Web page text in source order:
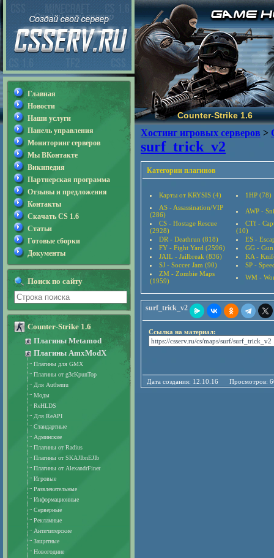
Counter-Strike 1.6
Хостинг игровых серверов >
surf_trick_v2
Категории плагинов
Карты от KRYSIS (4)
1HP (78)
AS - Assassination/VIP
(286)
AWP -
CS - Hostage Rescue
(2928)
CTf -
(10)
DR - Deathrun (818)
ES -
FY - Fight Yard (2596)
GG -
JAIL - Jailbreak (836)
KA -
SJ - Soccer Jam (90)
SP -
ZM - Zombie Maps
(1959)
WM -
surf_trick_v2
Ссылка на материал:
Дата создания: 12.10.16
Главная
Новости
Наши услуги
Панель управления
Мониторинг серверов
Мы ВКонтакте
Википедия
Партнерская программа
Отзывы и предложения
Контакты
Скачать CS 1.6
Статьи
Готовые сборки
Документы
Поиск по сайту
Counter-Strike 1.6
Плагины Metamod
Плагины AmxModX
Плагины для GMX
Плагины от g3cKpunTop
Для Authemu
Моды
ReHLDS
Для ReAPI
Стандартные
Админские
Плагины от Radius
Плагины от SKAJIbnEJIb
Плагины от AlexandrFiner
Игровые
Развлекательные
Информационные
Серверные
Рекламные
Античитерские
Защитные
Новогодние